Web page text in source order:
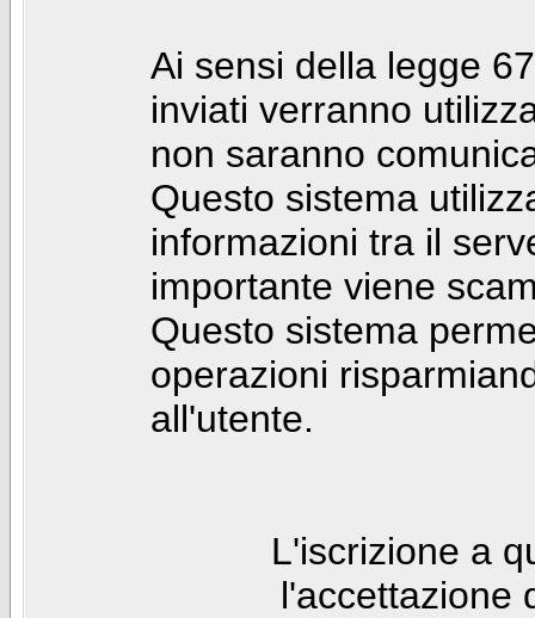
Ai sensi della legge
inviati verranno
non saranno
Questo sistema
informazioni tra il
importante viene
Questo sistema
operazioni
all'utente.
L'iscrizione a
l'accettazione